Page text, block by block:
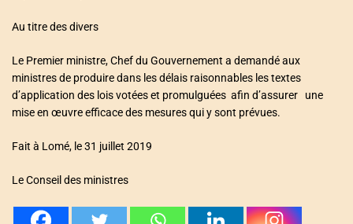
Au titre des divers
Le Premier ministre, Chef du Gouvernement a demandé aux
ministres de produire dans les délais raisonnables les textes
d’application des lois votées et promulguées afin d’assurer une
mise en œuvre efficace des mesures qui y sont prévues.
Fait à Lomé, le 31 juillet 2019
Le Conseil des ministres